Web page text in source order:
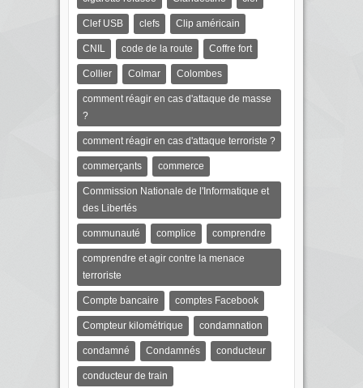
Clef USB clefs Clip américain
CNIL code de la route Coffre fort
Collier Colmar Colombes
comment réagir en cas d'attaque de masse
?
comment réagir en cas d'attaque terroriste ?
commerçants commerce
Commission Nationale de l'Informatique et
des Libertés
communauté complice comprendre
comprendre et agir contre la menace
terroriste
Compte bancaire comptes Facebook
Compteur kilométrique condamnation
condamné Condamnés conducteur
conducteur de train